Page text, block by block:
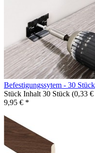
Befestigungssytem - 30 Stück
Stück Inhalt 30 Stück (0,33
9,95 € *